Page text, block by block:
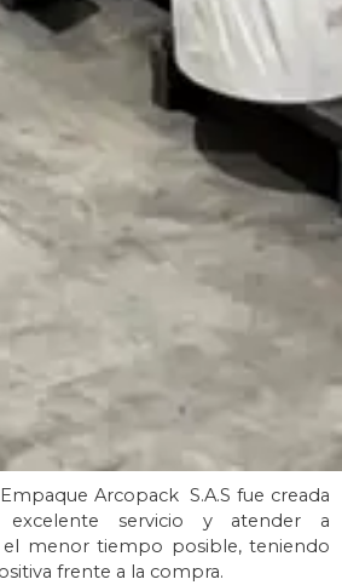
Arcopack S.A.S fue creada
servicio y atender a
el menor tiempo posible, teniendo
frente a la compra.